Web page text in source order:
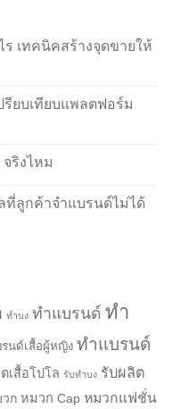
ร เทคนิคสร้างจุดขายให้
รียบเทียบแพลตฟอร์ม
ริงไหม
ที่ลูกค้าจำแบรนด์ไม่ได้
ทำบง ทำแบรนด์ ทำ
นด์เสื้อผู้หญิง ทำแบรนด์
เสื้อโปโล รับทำบง รับผลิต
ก หมวก Cap หมวกแฟชั่น